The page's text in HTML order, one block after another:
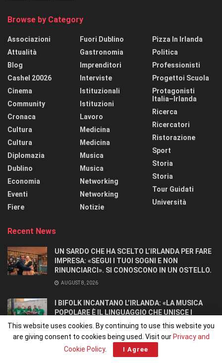
Browse by Category
Associazioni
Attualità
Blog
Cashel 20026
Cinema
Community
Cronaca
Cultura
Cultura
Diplomazia
Dublino
Economia
Eventi
Fiere
Fuori Dublino
Gastronomia
Imprenditori
Interviste
Istituzionali
Istituzioni
Lavoro
Medicina
Medicina
Musica
Musica
Networking
Networking
Notizie
Pizza In Irlanda
Politica
Professionisti
Progettoi Scuola
Protagonisti
Italia–Irlanda
Ricerca
Ricercatori
Ristorazione
Sport
Storia
Storia
Tour Guidati
Università
Recent News
UN SARDO CHE HA SCELTO L’IRLANDA PER FARE
IMPRESA: «SEGUI I TUOI SOGNI E NON
RINUNCIARCI». SI CONOSCONO IN UN OSTELLO.
AUGUST 8, 2026
I BIFOLK INCANTANO L’IRLANDA: «LA MUSICA
POPOLARE È IL LINGUAGGIO CHE UNISCE I
POPOLI»
JULY 31, 2026
This website uses cookies. By continuing to use this website you
are giving consent to cookies being used. Visit our Privacy and
Cookie Policy. I Agree